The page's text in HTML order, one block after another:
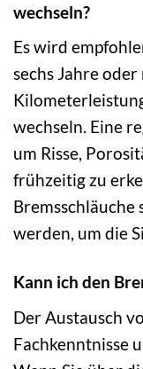
wechseln?
Es wird
sechs Jahre
wechseln. Eine
um Risse,
frühzeitig zu
Bremsschläuche
werden, um die
Kann ich den
Der Austausch
Fachkenntnisse